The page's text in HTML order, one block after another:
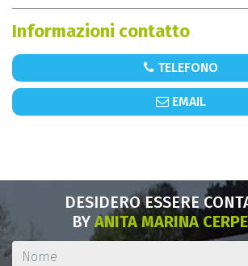
Informazioni contatto
TELEFONO
EMAIL
DESIDERO ESSERE
BYANITA MARINA